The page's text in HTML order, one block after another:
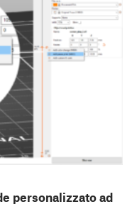
personalizzato ad